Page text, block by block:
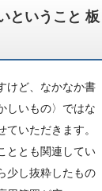
ということ 板
けど、なかなか書
しいもの〉ではな
いただきます。
ととも関連してい
少し抜粋したもの